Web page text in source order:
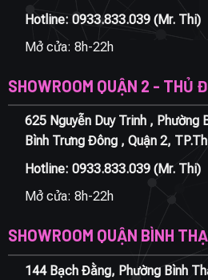
Hotline: 0933.833.039(Mr. Thi)
Mở cửa: 8h-22h
SHOWROOM QUẬN 2 - THỦ
625 Nguyễn Duy Trinh , Phường
Bình Trưng Đông , Quận 2,
Hotline: 0933.833.039(Mr. Thi)
Mở cửa: 8h-22h
SHOWROOM QUẬN BÌNH
144 Bạch Đằng, Phường Bình